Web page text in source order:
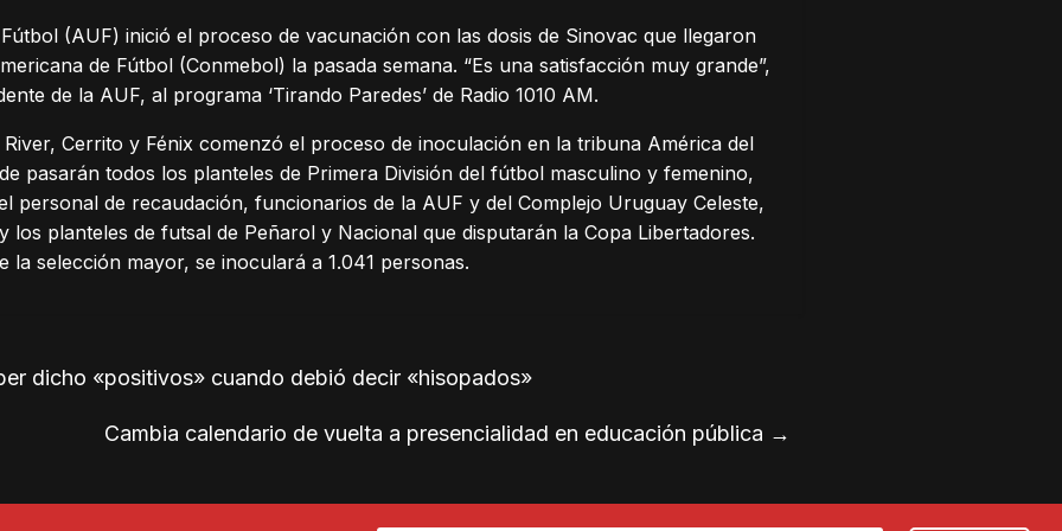
(AUF) inició el proceso de vacunación con las dosis de Sinovac que llegaron
de Fútbol (Conmebol) la pasada semana. “Es una satisfacción muy grande”,
de la AUF, al programa ‘Tirando Paredes’ de Radio 1010 AM.
Cerrito y Fénix comenzó el proceso de inoculación en la tribuna América del
pasarán todos los planteles de Primera División del fútbol masculino y femenino,
personal de recaudación, funcionarios de la AUF y del Complejo Uruguay Celeste,
los planteles de futsal de Peñarol y Nacional que disputarán la Copa Libertadores.
la selección mayor, se inoculará a 1.041 personas.
dicho «positivos» cuando debió decir «hisopados»
Cambia calendario de vuelta a presencialidad en educación pública →